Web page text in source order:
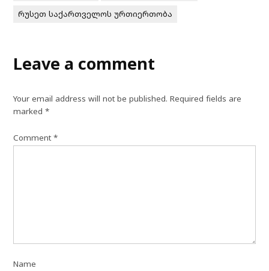
რუსეთ საქართველოს ურთიერთობა
Leave a comment
Your email address will not be published. Required fields are
marked*
Comment*
Name